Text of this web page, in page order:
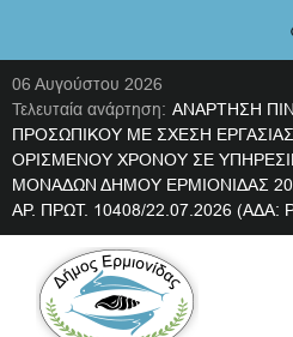
06 Αυγούστου 2026
Τελευταία ανάρτηση: ΑΝΑΡΤΗΣΗ
ΠΡΟΣΩΠΙΚΟΥ ΜΕ ΣΧΕΣΗ ΕΡΓΑΣΙΑΣ
ΟΡΙΣΜΕΝΟΥ ΧΡΟΝΟΥ ΣΕ
ΜΟΝΑΔΩΝ ΔΗΜΟΥ ΕΡΜΙΟΝΙΔΑΣ
ΑΡ. ΠΡΩΤ. 10408/22.07.2026